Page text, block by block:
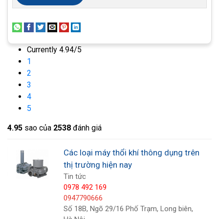
mục đích của công việc này.
Ngoài ra, máy còn được dùng để chế tạo máy đẩy
lúa, cá từ xà lan lên bờ hoặc thừ bờ xuống xà lan.
Currently 4.94/5
1
2
3
4
5
4.95 sao của 2538 đánh giá
Các loại máy thổi khí thông dụng trên
thị trường hiện nay
Tin tức
0978 492 169
0947790666
Số 18B, Ngõ 29/16 Phố Trạm, Long biên,